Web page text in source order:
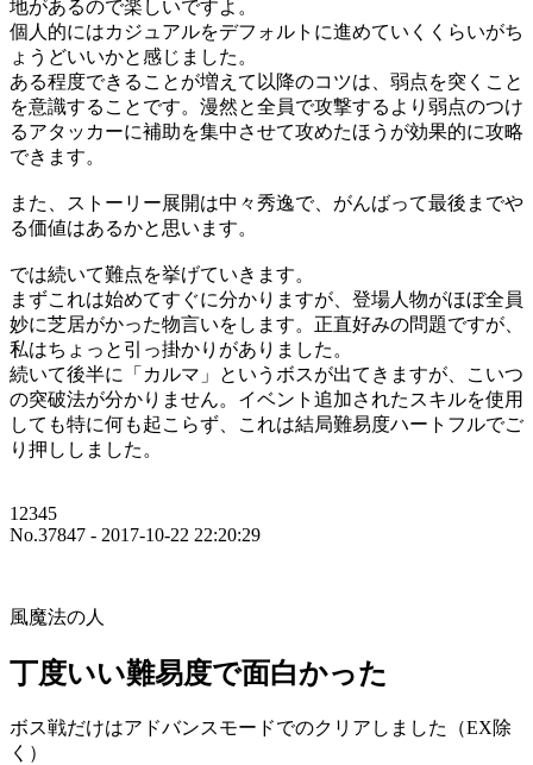
地があるので楽しいですよ。
個人的にはカジュアルをデフォルトに進めていくくらいがち
ょうどいいかと感じました。
ある程度できることが増えて以降のコツは、弱点を突くこと
を意識することです。漫然と全員で攻撃するより弱点のつけ
るアタッカーに補助を集中させて攻めたほうが効果的に攻略
できます。
また、ストーリー展開は中々秀逸で、がんばって最後までや
る価値はあるかと思います。
では続いて難点を挙げていきます。
まずこれは始めてすぐに分かりますが、登場人物がほぼ全員
妙に芝居がかった物言いをします。正直好みの問題ですが、
私はちょっと引っ掛かりがありました。
続いて後半に「カルマ」というボスが出てきますが、こいつ
の突破法が分かりません。イベント追加されたスキルを使用
しても特に何も起こらず、これは結局難易度ハートフルでご
り押ししました。
12345
No.37847 - 2017-10-22 22:20:29
風魔法の人
丁度いい難易度で面白かった
ボス戦だけはアドバンスモードでのクリアしました（EX除
く）